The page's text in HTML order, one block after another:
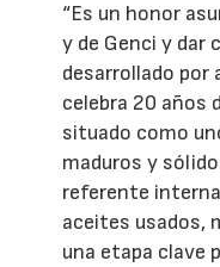
“Es un honor
y de Genci y dar
desarrollado por
celebra 20 años
situado como
maduros y
referente
aceites usados,
una etapa clave